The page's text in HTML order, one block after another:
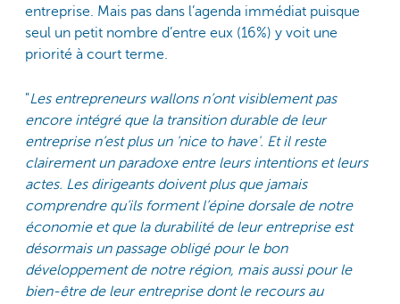
entreprise. Mais pas dans l’agenda immédiat puisque
seul un petit nombre d’entre eux (16%) y voit une
priorité à court terme.
"Les entrepreneurs wallons n’ont visiblement pas
encore intégré que la transition durable de leur
entreprise n’est plus un 'nice to have'. Et il reste
clairement un paradoxe entre leurs intentions et leurs
actes. Les dirigeants doivent plus que jamais
comprendre qu’ils forment l’épine dorsale de notre
économie et que la durabilité de leur entreprise est
désormais un passage obligé pour le bon
développement de notre région, mais aussi pour le
bien-être de leur entreprise dont le recours au